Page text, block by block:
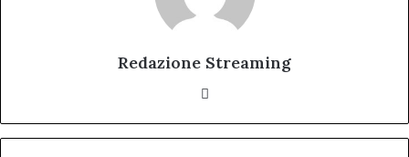
Redazione Streaming